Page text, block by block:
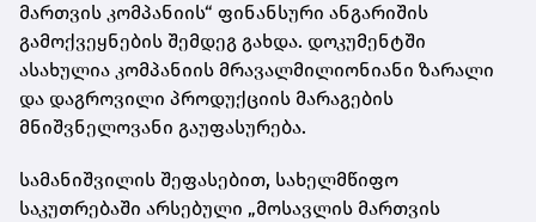
მართვის კომპანიის“ ფინანსური ანგარიშის
გამოქვეყნების შემდეგ გახდა. დოკუმენტში
ასახულია კომპანიის მრავალმილიონიანი ზარალი
და დაგროვილი პროდუქციის მარაგების
მნიშვნელოვანი გაუფასურება.
სამანიშვილის შეფასებით, სახელმწიფო
საკუთრებაში არსებული „მოსავლის მართვის